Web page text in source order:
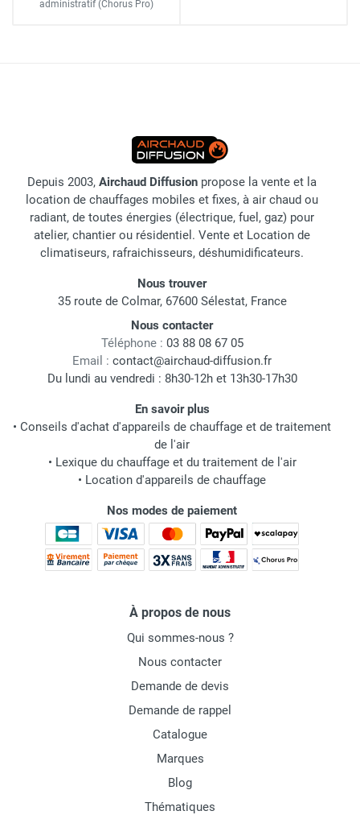
administratif (Chorus Pro)
Depuis 2003, Airchaud Diffusion propose la vente et la
location de chauffages mobiles et fixes, à air chaud ou
radiant, de toutes énergies (électrique, fuel, gaz) pour
atelier, chantier ou résidentiel. Vente et Location de
climatiseurs, rafraichisseurs, déshumidificateurs.
Nous trouver
35 route de Colmar, 67600 Sélestat, France
Nous contacter
Téléphone : 03 88 08 67 05
Email : contact@airchaud-diffusion.fr
Du lundi au vendredi : 8h30-12h et 13h30-17h30
En savoir plus
• Conseils d'achat d'appareils de chauffage et de traitement
de l'air
• Lexique du chauffage et du traitement de l'air
• Location d'appareils de chauffage
Nos modes de paiement
À propos de nous
Qui sommes-nous ?
Nous contacter
Demande de devis
Demande de rappel
Catalogue
Marques
Blog
Thématiques